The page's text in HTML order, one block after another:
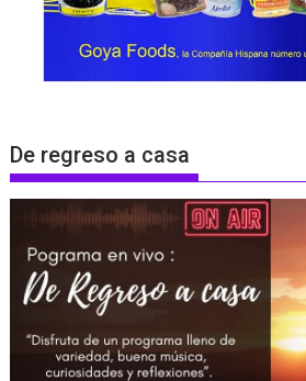
De regreso a casa